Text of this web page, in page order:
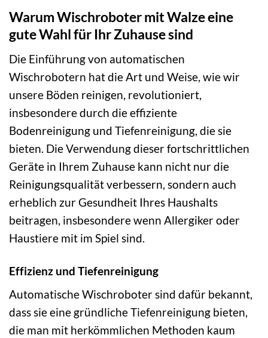
Warum Wischroboter mit Walze eine
gute Wahl für Ihr Zuhause sind
Die Einführung von automatischen
Wischrobotern hat die Art und Weise, wie wir
unsere Böden reinigen, revolutioniert,
insbesondere durch die effiziente
Bodenreinigung und Tiefenreinigung, die sie
bieten. Die Verwendung dieser fortschrittlichen
Geräte in Ihrem Zuhause kann nicht nur die
Reinigungsqualität verbessern, sondern auch
erheblich zur Gesundheit Ihres Haushalts
beitragen, insbesondere wenn Allergiker oder
Haustiere mit im Spiel sind.
Effizienz und Tiefenreinigung
Automatische Wischroboter sind dafür bekannt,
dass sie eine gründliche Tiefenreinigung bieten,
die man mit herkömmlichen Methoden kaum